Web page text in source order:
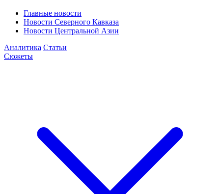
Главные новости
Новости Северного Кавказа
Новости Центральной Азии
Аналитика Статьи
Сюжеты